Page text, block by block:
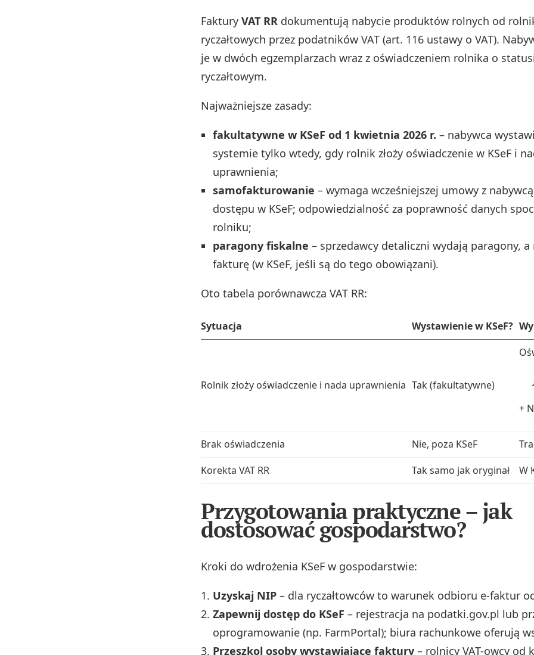
Faktury VAT RR dokumentują nabycie produktów rolnych od
ryczałtowych przez podatników VAT (art. 116 ustawy o VAT).
je w dwóch egzemplarzach wraz z oświadczeniem rolnika o
ryczałtowym.
Najważniejsze zasady:
fakultatywne w KSeF od 1 kwietnia 2026 r. – nabywca
systemie tylko wtedy, gdy rolnik złoży oświadczenie w KSeF i
uprawnienia;
samofakturowanie – wymaga wcześniejszej umowy z
dostępu w KSeF; odpowiedzialność za poprawność danych
rolniku;
paragony fiskalne – sprzedawcy detaliczni wydają paragony, a
fakturę (w KSeF, jeśli są do tego obowiązani).
Oto tabela porównawcza VAT RR:
Sytuacja Wystawienie w KSeF?
Rolnik złoży oświadczenie i nada uprawnienia Tak (fakultatywne)
+
Brak oświadczenia Nie, poza KSeF
Korekta VAT RR
Tak samo jak oryginał W
Przygotowania praktyczne – jak
dostosować gospodarstwo?
Kroki do wdrożenia KSeF w gospodarstwie:
Uzyskaj NIP – dla ryczałtowców to warunek odbioru e-faktur
Zapewnij dostęp do KSeF – rejestracja na podatki.gov.pl lub
oprogramowanie (np. FarmPortal); biura rachunkowe oferują
Przeszkol osoby wystawiające faktury – rolnicy VAT-owcy od